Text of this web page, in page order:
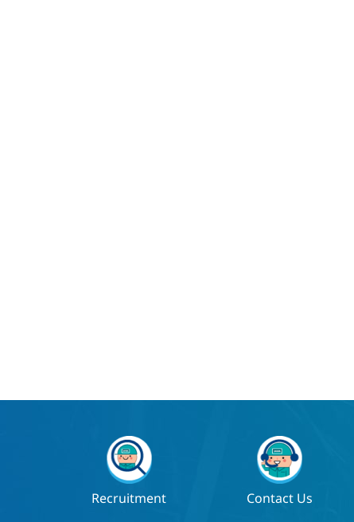
Recruitment Contact Us